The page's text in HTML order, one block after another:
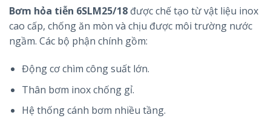
Bơm hỏa tiễn 6SLM25/18 được chế tạo từ vật liệu inox
cao cấp, chống ăn mòn và chịu được môi trường nước
ngầm. Các bộ phận chính gồm:
Động cơ chìm công suất lớn.
Thân bơm inox chống gỉ.
Hệ thống cánh bơm nhiều tầng.